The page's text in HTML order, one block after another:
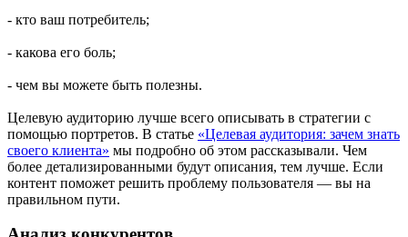
- кто ваш потребитель;
- какова его боль;
- чем вы можете быть полезны.
Целевую аудиторию лучше всего описывать в стратегии с
помощью портретов. В статье «Целевая аудитория: зачем знать
своего клиента» мы подробно об этом рассказывали. Чем
более детализированными будут описания, тем лучше. Если
контент поможет решить проблему пользователя — вы на
правильном пути.